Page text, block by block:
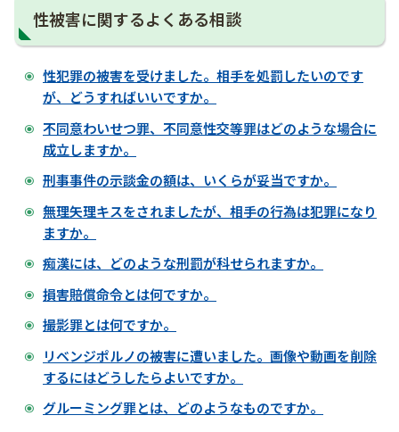
性被害に関するよくある相談
性犯罪の被害を受けました。相手を処罰したいのです
が、どうすればいいですか。
不同意わいせつ罪、不同意性交等罪はどのような場合に
成立しますか。
刑事事件の示談金の額は、いくらが妥当ですか。
無理矢理キスをされましたが、相手の行為は犯罪になり
ますか。
痴漢には、どのような刑罰が科せられますか。
損害賠償命令とは何ですか。
撮影罪とは何ですか。
リベンジポルノの被害に遭いました。画像や動画を削除
するにはどうしたらよいですか。
グルーミング罪とは、どのようなものですか。